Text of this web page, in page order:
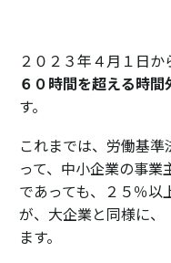
２０２３年４月１日か
６０時間を超える時
す。
これまでは、労働基
って、中小企業の事
であっても、２５％
が、大企業と同様に、
ます。